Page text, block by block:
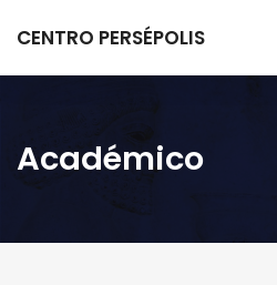
CENTRO PERSÉPOLIS
Académico